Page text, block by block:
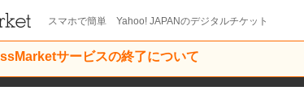
スマホで簡単 Yahoo! JAPANのデジタルチケット
サービスの終了について